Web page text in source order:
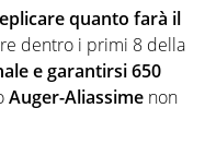
quanto farà il
dentro i primi 8 della
e garantirsi 650
Auger-Aliassime non